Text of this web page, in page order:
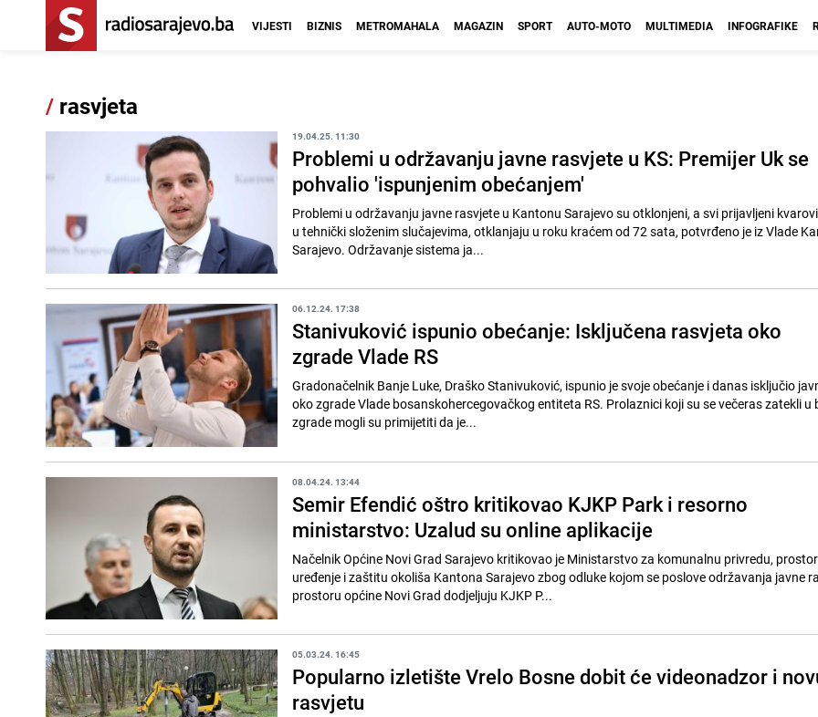
VIJESTI BIZNIS METROMAHALA MAGAZIN SPORT AUTO-MOTO MULTIMEDIA INFOGRAFIKE
/ rasvjeta
19.04.25. 11:30
Problemi u održavanju javne rasvjete u KS: Premijer Uk se
pohvalio 'ispunjenim obećanjem'
Problemi u održavanju javne rasvjete u Kantonu Sarajevo su otklonjeni, a svi prijavljeni
u tehnički složenim slučajevima, otklanjaju u roku kraćem od 72 sata, potvrđeno je iz Vlade
Sarajevo. Održavanje sistema ja...
06.12.24. 17:38
Stanivuković ispunio obećanje: Isključena rasvjeta oko
zgrade Vlade RS
Gradonačelnik Banje Luke, Draško Stanivuković, ispunio je svoje obećanje i danas isključio
oko zgrade Vlade bosanskohercegovačkog entiteta RS. Prolaznici koji su se večeras zatekli u
zgrade mogli su primijetiti da je...
08.04.24. 13:44
Semir Efendić oštro kritikovao KJKP Park i resorno
ministarstvo: Uzalud su online aplikacije
Načelnik Općine Novi Grad Sarajevo kritikovao je Ministarstvo za komunalnu privredu,
uređenje i zaštitu okoliša Kantona Sarajevo zbog odluke kojom se poslove održavanja javne
prostoru općine Novi Grad dodjeljuju KJKP P...
05.03.24. 16:45
Popularno izletište Vrelo Bosne dobit će videonadzor i
rasvjetu